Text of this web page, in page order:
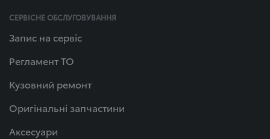
СЕРВІСНЕ ОБСЛУГОВУВАННЯ
Запис на сервіс
Регламент ТО
Кузовний ремонт
Оригінальні запчастини
Аксесуари